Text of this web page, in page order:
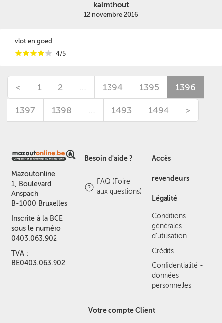
kalmthout
12 novembre 2016
vlot en goed
iiiii 4/5
< 1 2 … 1394 1395 1396
1397 1398 … 1493 1494 >
Mazoutonline
1, Boulevard
Anspach
B-1000 Bruxelles
Inscrite à la BCE
sous le numéro
0403.063.902
TVA :
BE0403.063.902
Besoin d'aide ?
FAQ (Foire
aux questions)
Accès
revendeurs
Légalité
Conditions
générales
d'utilisation
Crédits
Confidentialité -
données
personnelles
Votre compte Client